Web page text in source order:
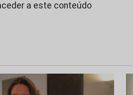
a este conteúdo